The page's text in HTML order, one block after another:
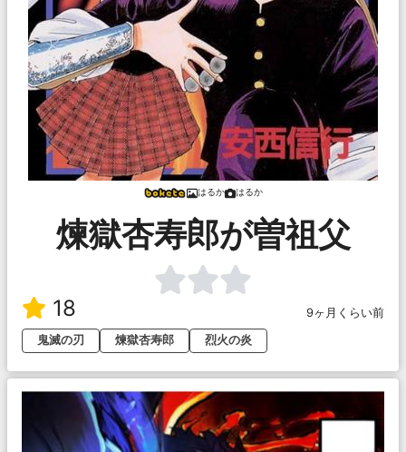
はるか はるか
煉獄杏寿郎が曽祖父
18
9ヶ月くらい前
鬼滅の刃
煉獄杏寿郎 烈火の炎